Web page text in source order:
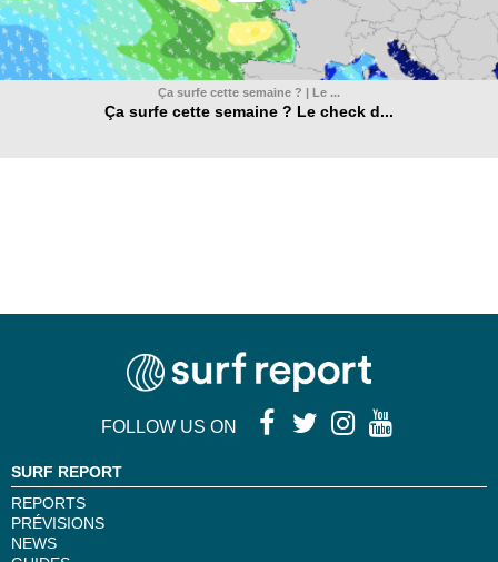
Ça surfe cette semaine ? | Le ...
Ça surfe cette semaine ? Le check d...
FOLLOW US ON
SURF REPORT
REPORTS
PRÉVISIONS
NEWS